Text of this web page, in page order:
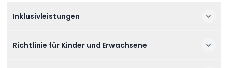
Inklusivleistungen
Richtlinie für Kinder und Erwachsene